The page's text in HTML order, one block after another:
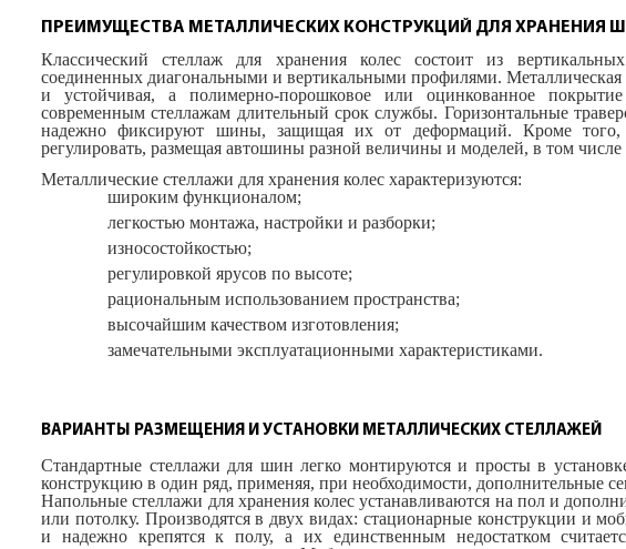
ПРЕИМУЩЕСТВА МЕТАЛЛИЧЕСКИХ КОНСТРУКЦИЙ ДЛЯ ХРАНЕНИЯ
Классический стеллаж для хранения колес состоит из
соединенных диагональными и вертикальными профилями.
и устойчивая, а полимерно-порошковое или оцинкованное покрытие
современным стеллажам длительный срок службы. Горизонтальные
надежно фиксируют шины, защищая их от деформаций. Кроме того,
регулировать, размещая автошины разной величины и моделей, в том числе
Металлические стеллажи для хранения колес характеризуются:
широким функционалом;
легкостью монтажа, настройки и разборки;
износостойкостью;
регулировкой ярусов по высоте;
рациональным использованием пространства;
высочайшим качеством изготовления;
замечательными эксплуатационными характеристиками.
ВАРИАНТЫ РАЗМЕЩЕНИЯ И УСТАНОВКИ МЕТАЛЛИЧЕСКИХ СТЕЛЛАЖЕЙ
Стандартные стеллажи для шин легко монтируются и просты в
конструкцию в один ряд, применяя, при необходимости, дополнительные
Напольные стеллажи для хранения колес устанавливаются на пол и
или потолку. Производятся в двух видах: стационарные конструкции и
и надежно крепятся к полу, а их единственным недостатком